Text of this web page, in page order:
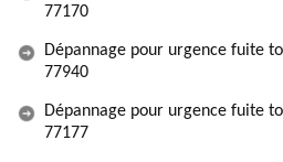
77170
Dépannage pour urgence fuite
77940
Dépannage pour urgence fuite
77177